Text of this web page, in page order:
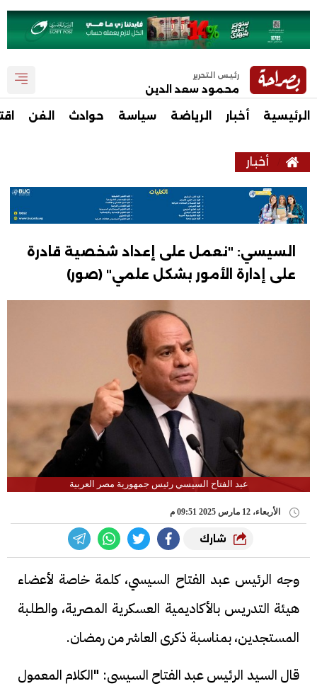
رئيس التحرير
محمود سعد الدين
الرئيسية أخبار الرياضة سياسة حوادث الفن
أخبار
السيسي: "نعمل على إعداد شخصية قادرة
على إدارة الأمور بشكل علمي" (صور)
عبد الفتاح السيسي رئيس جمهورية مصر العربية
الأربعاء، 12 مارس 2025 09:51 م
شارك
وجه الرئيس عبد الفتاح السيسي، كلمة خاصة لأعضاء
هيئة التدريس بالأكاديمية العسكرية المصرية، والطلبة
المستجدين، بمناسبة ذكرى العاشر من رمضان.
قال السيد الرئيس عبد الفتاح السيسى: "الكلام المعمول